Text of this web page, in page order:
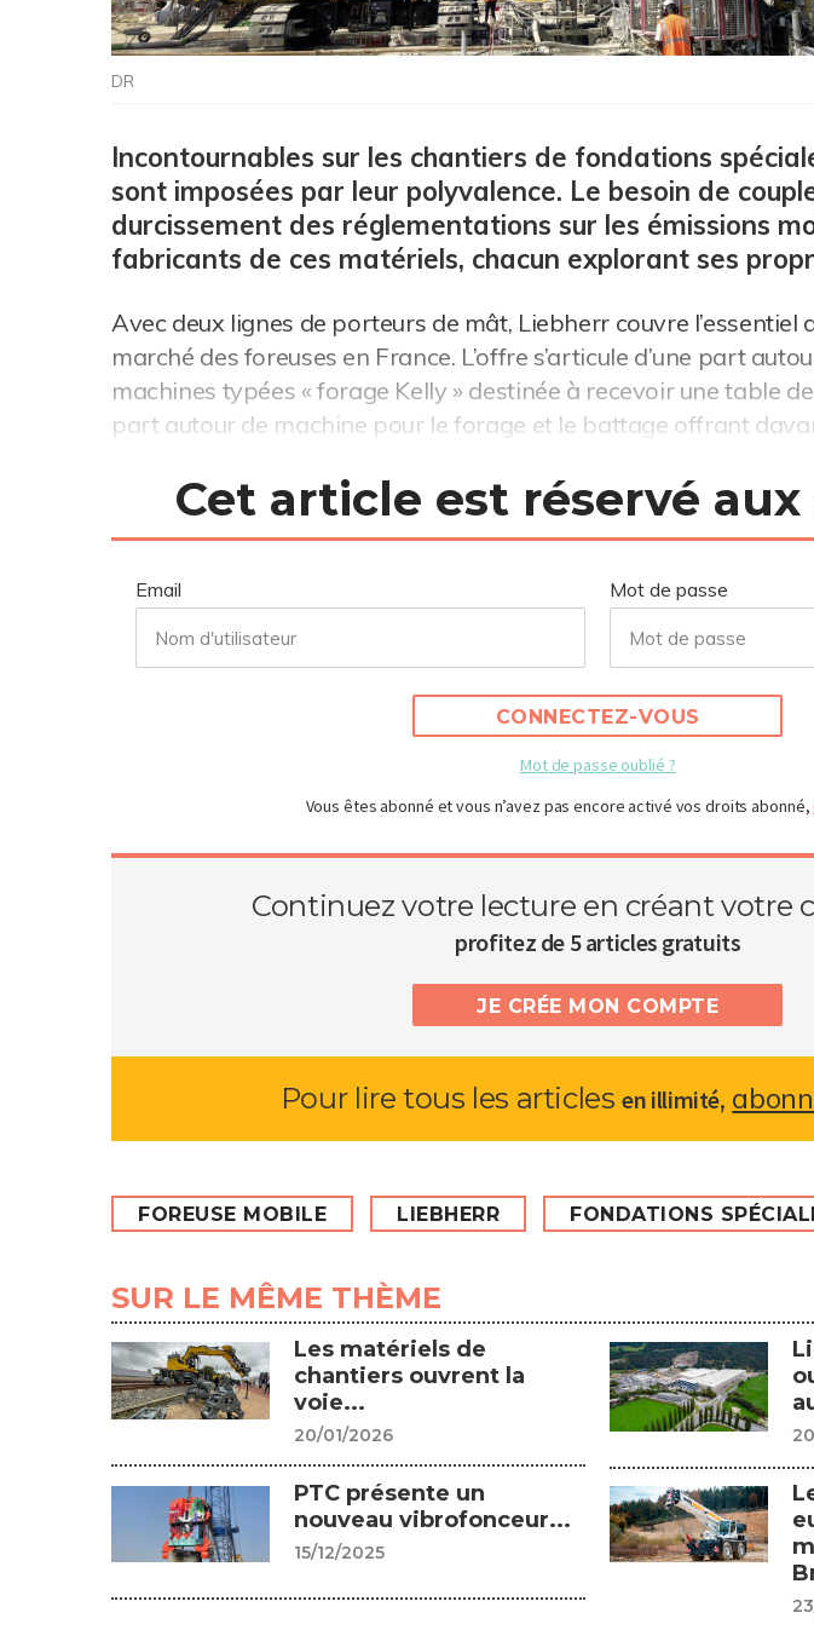
DR
Incontournables sur les chantiers de fondations
sont imposées par leur polyvalence. Le besoin de
durcissement des réglementations sur les émissions
fabricants de ces matériels, chacun explorant ses
Avec deux lignes de porteurs de mât, Liebherr couvre l’essentiel
marché des foreuses en France. L’offre s’articule d’une part
machines typées « forage Kelly » destinée à recevoir une table
part autour de machine pour le forage et le battage offrant
Cet article est réservé
Email Mot de passe
CONNECTEZ-VOUS
Mot de passe oublié ?
Vous êtes abonné et vous n’avez pas encore activé vos droits abonné,
Continuez votre lecture en créant votre
profitez de 5 articles gratuits
JE CRÉE MON COMPTE
Pour lire tous les articlesen illimité,
FOREUSE MOBILE LIEBHERR FONDATIONS
SUR LE MÊME THÈME
Les matériels de
chantiers ouvrent la
voie...
20/01/2026
PTC présente un
nouveau vibrofonceur...
15/12/2025